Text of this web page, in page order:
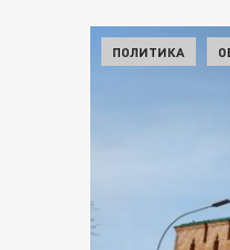
ПОЛИТИКА